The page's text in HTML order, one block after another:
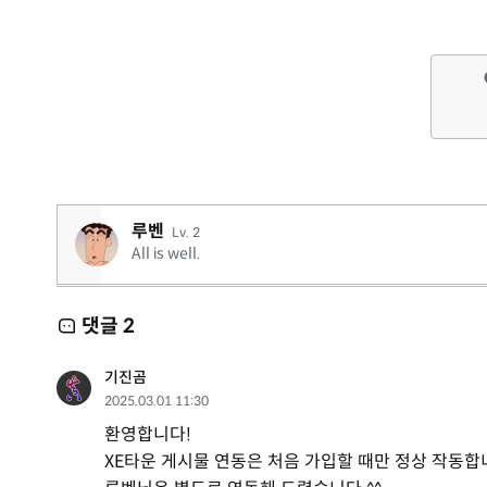
루벤 Lv. 2
All is well.
댓글 2
기진곰
2025.03.01 11:30
환영합니다!
XE타운 게시물 연동은 처음 가입할 때만 정상 작동합